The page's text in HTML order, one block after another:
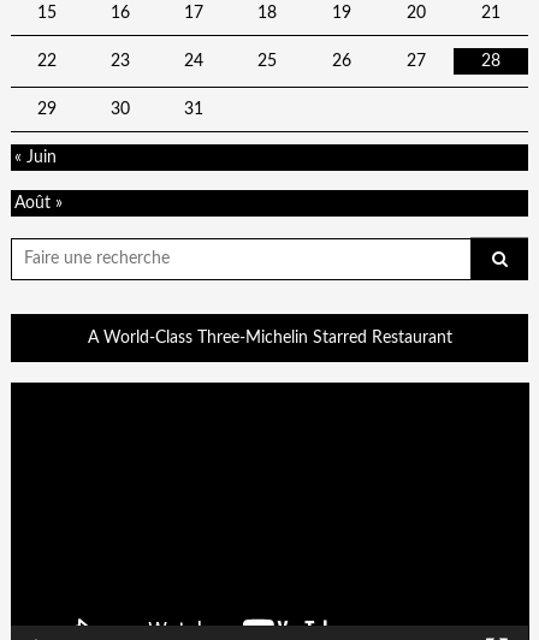
15 16 17 18 19 20 21
22 23 24 25 26 27 28
29 30 31
« Juin
Août »
pour:
A World-Class Three-Michelin Starred Restaurant